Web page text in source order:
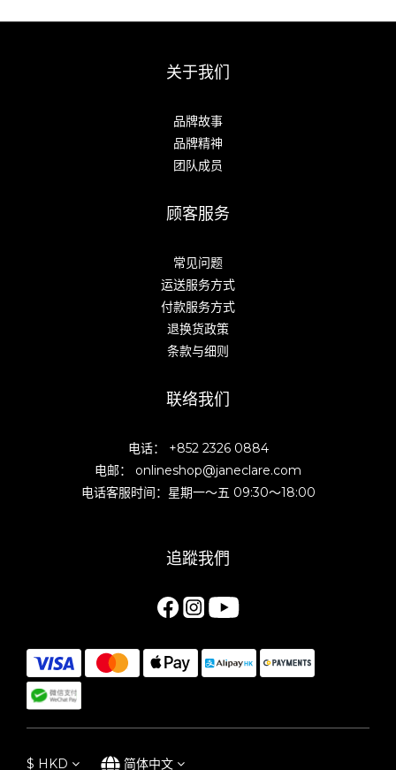
关于我们
品牌故事
品牌精神
团队成员
顾客服务
常见问题
运送服务方式
付款服务方式
退换货政策
条款与细则
联络我们
电话： +852 2326 0884
电邮： onlineshop@janeclare.com
电话客服时间：星期一～五 09:30～18:00
追蹤我們
$ HKD 简体中文